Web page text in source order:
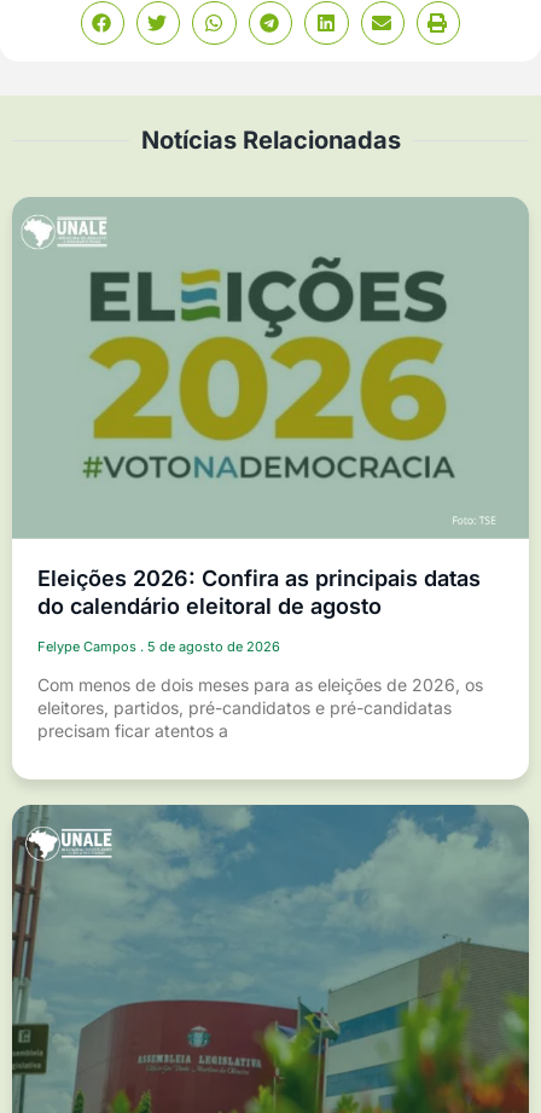
Notícias Relacionadas
Eleições 2026: Confira as principais datas
do calendário eleitoral de agosto
Felype Campos 5 de agosto de 2026
Com menos de dois meses para as eleições de 2026, os
eleitores, partidos, pré-candidatos e pré-candidatas
precisam ficar atentos a